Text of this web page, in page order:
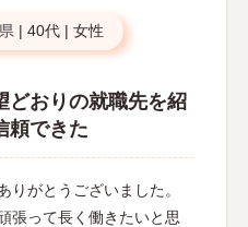
| 40代 | 女性
どおりの就職先を紹
頼できた
りがとうございました。
張って長く働きたいと思